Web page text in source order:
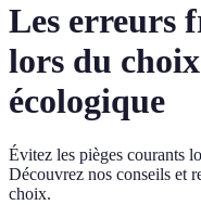
Les erreurs
lors du
écologique
Évitez les pièges courants
Découvrez nos conseils et
choix.